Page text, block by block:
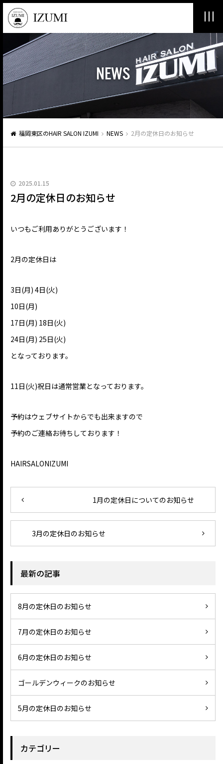
NEWS
福岡東区のHAIR SALON IZUMI NEWS 2月の定休日のお知らせ
2025.01.15
2月の定休日のお知らせ
いつもご利用ありがとうございます！
2月の定休日は
3日(月) 4日(火)
10日(月)
17日(月) 18日(火)
24日(月) 25日(火)
となっております。
11日(火)祝日は通常営業となっております。
予約はウェブサイトからでも出来ますので
予約のご連絡お待ちしております！
HAIRSALONIZUMI
1月の定休日についてのお知らせ
3月の定休日のお知らせ
最新の記事
8月の定休日のお知らせ
7月の定休日のお知らせ
6月の定休日のお知らせ
ゴールデンウィークのお知らせ
5月の定休日のお知らせ
カテゴリー